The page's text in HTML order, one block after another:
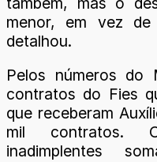
menor, em vez
detalhou.
Pelos números do
contratos do Fies
que receberam
mil contratos.
inadimplentes